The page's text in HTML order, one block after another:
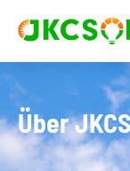
Über